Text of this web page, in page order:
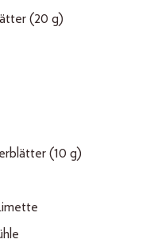
(20 g)
(10 g)